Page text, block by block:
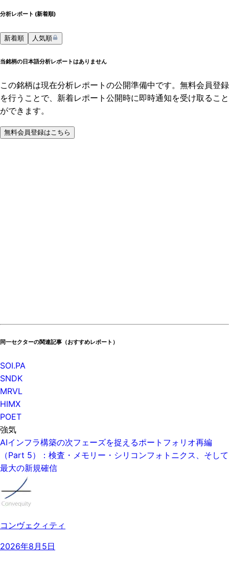
分析レポート (新着順)
新着順 人気順
当銘柄の日本語分析レポートはありません
この銘柄は現在分析レポートの公開準備中です。無料会員登録
を行うことで、新着レポート公開時に即時通知を受け取ること
ができます。
無料会員登録はこちら
同一セクターの関連記事（おすすめレポート）
SOI.PA
SNDK
MRVL
HIMX
POET
強気
AIインフラ構築の次フェーズを捉えるポートフォリオ再編
（Part 5）：検査・メモリー・シリコンフォトニクス、そして
最大の新規確信
コンヴェクィティ
2026年8月5日